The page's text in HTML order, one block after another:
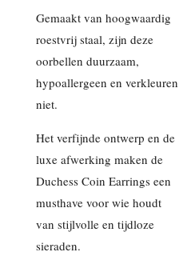
Gemaakt van hoogwaardig
roestvrij staal, zijn deze
oorbellen duurzaam,
hypoallergeen en verkleuren
niet.
Het verfijnde ontwerp en de
luxe afwerking maken de
Duchess Coin Earrings een
musthave voor wie houdt
van stijlvolle en tijdloze
sieraden.